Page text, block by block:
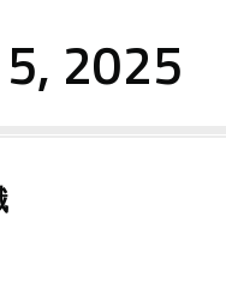
2025